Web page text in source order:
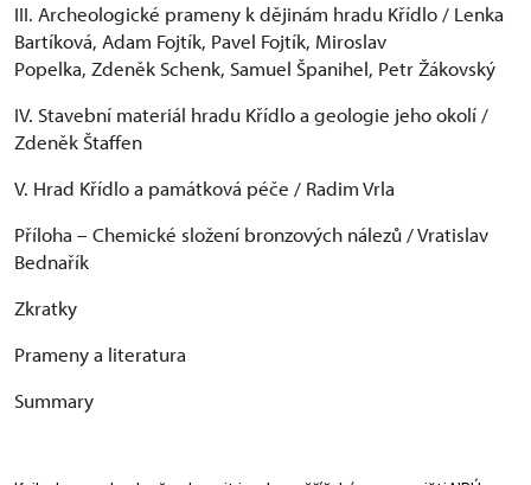
III. Archeologické prameny k dějinám hradu Křídlo / Lenka
Bartíková, Adam Fojtík, Pavel Fojtík, Miroslav
Popelka, Zdeněk Schenk, Samuel Španihel, Petr Žákovský
IV. Stavební materiál hradu Křídlo a geologie jeho okolí /
Zdeněk Štaffen
V. Hrad Křídlo a památková péče / Radim Vrla
Příloha – Chemické složení bronzových nálezů / Vratislav
Bednařík
Zkratky
Prameny a literatura
Summary